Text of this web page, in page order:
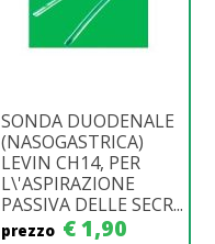
SONDA DUODENALE
(NASOGASTRICA)
LEVIN CH14, PER
L\'ASPIRAZIONE
PASSIVA DELLE SECR...
prezzo € 1,90